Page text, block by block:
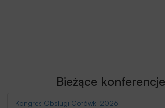
Bieżące konferencje
Kongres Obsługi Gotówki 2026